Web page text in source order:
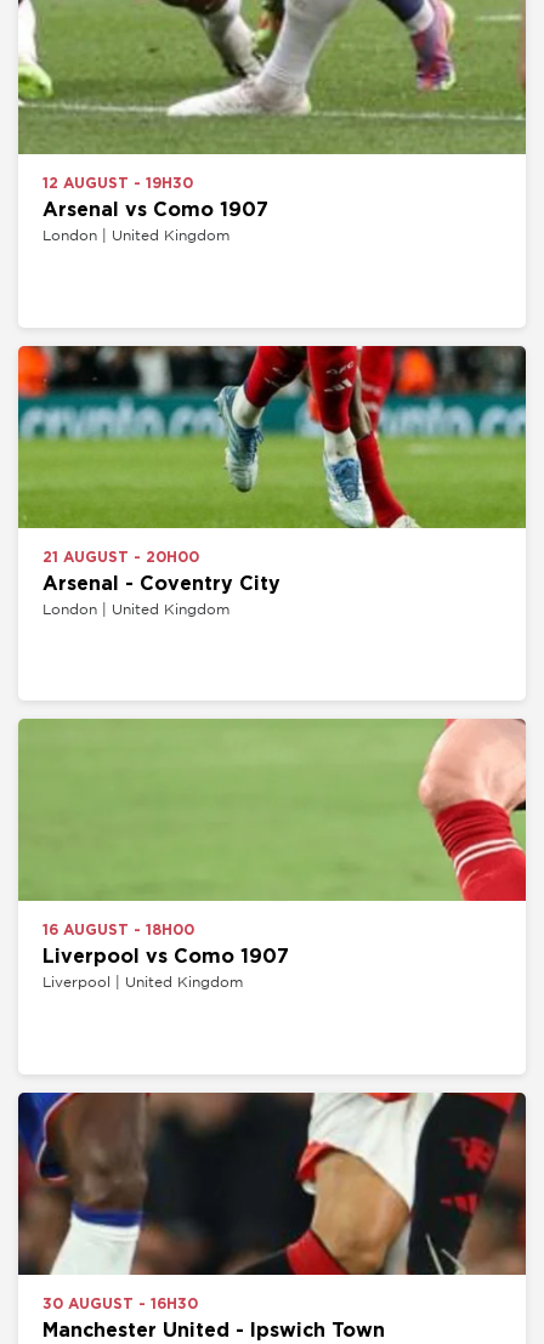
12 AUGUST - 19H30
Arsenal vs Como 1907
London | United Kingdom
21 AUGUST - 20H00
Arsenal - Coventry City
London | United Kingdom
16 AUGUST - 18H00
Liverpool vs Como 1907
Liverpool | United Kingdom
30 AUGUST - 16H30
Manchester United - Ipswich Town